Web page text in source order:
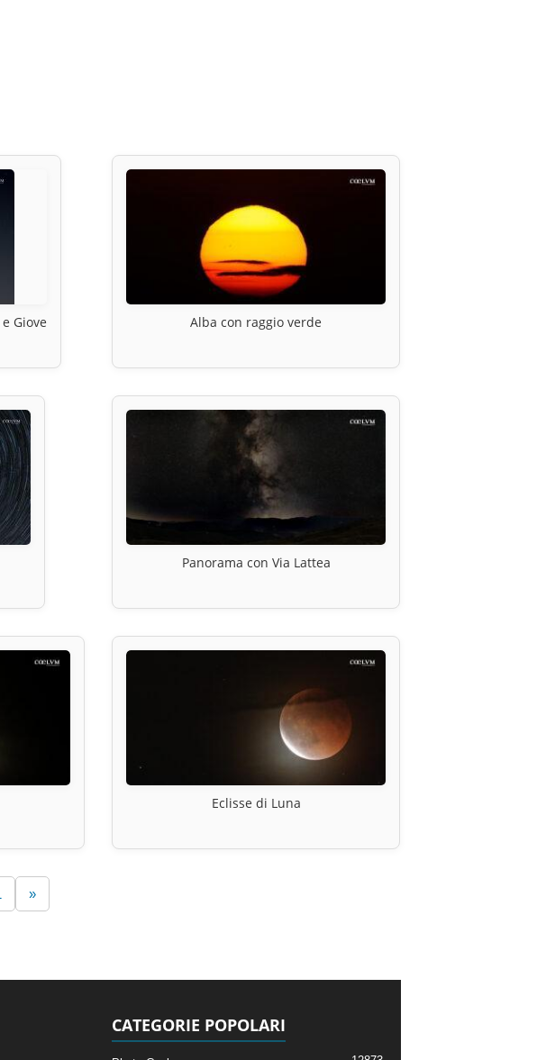
Giove Alba con raggio verde
Panorama con Via Lattea
Eclisse di Luna
»
CATEGORIE POPOLARI